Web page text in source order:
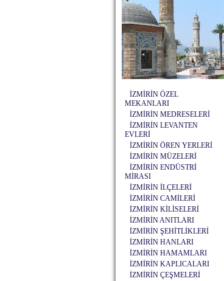
İZMİRİN ÖZEL
MEKANLARI
İZMİRİN MEDRESELERİ
İZMİRİN LEVANTEN
EVLERİ
İZMİRİN ÖREN YERLERİ
İZMİRİN MÜZELERİ
İZMİRİN ENDÜSTRİ
MİRASI
İZMİRİN İLÇELERİ
İZMİRİN CAMİLERİ
İZMİRİN KİLİSELERİ
İZMİRİN ANITLARI
İZMİRİN ŞEHİTLİKLERİ
İZMİRİN HANLARI
İZMİRİN HAMAMLARI
İZMİRİN KAPLICALARI
İZMİRİN ÇEŞMELERİ